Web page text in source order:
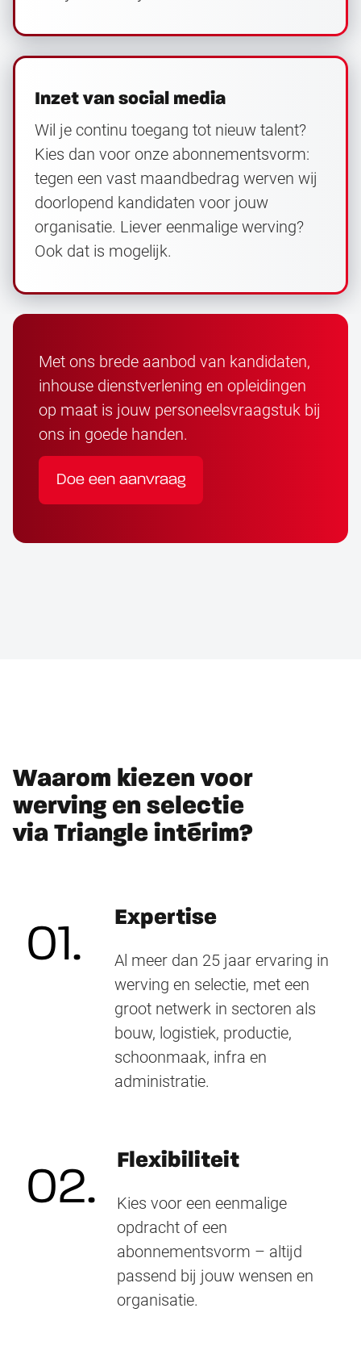
Inzet van social media
Wil je continu toegang tot nieuw talent?
Kies dan voor onze abonnementsvorm:
tegen een vast maandbedrag werven wij
doorlopend kandidaten voor jouw
organisatie. Liever eenmalige werving?
Ook dat is mogelijk.
Met ons brede aanbod van kandidaten,
inhouse dienstverlening en opleidingen
op maat is jouw personeelsvraagstuk bij
ons in goede handen.
Doe een aanvraag
Waarom kiezen voor
werving en selectie
via Triangle intérim?
01.
Expertise
Al meer dan 25 jaar ervaring in
werving en selectie, met een
groot netwerk in sectoren als
bouw, logistiek, productie,
schoonmaak, infra en
administratie.
02.
Flexibiliteit
Kies voor een eenmalige
opdracht of een
abonnementsvorm – altijd
passend bij jouw wensen en
organisatie.